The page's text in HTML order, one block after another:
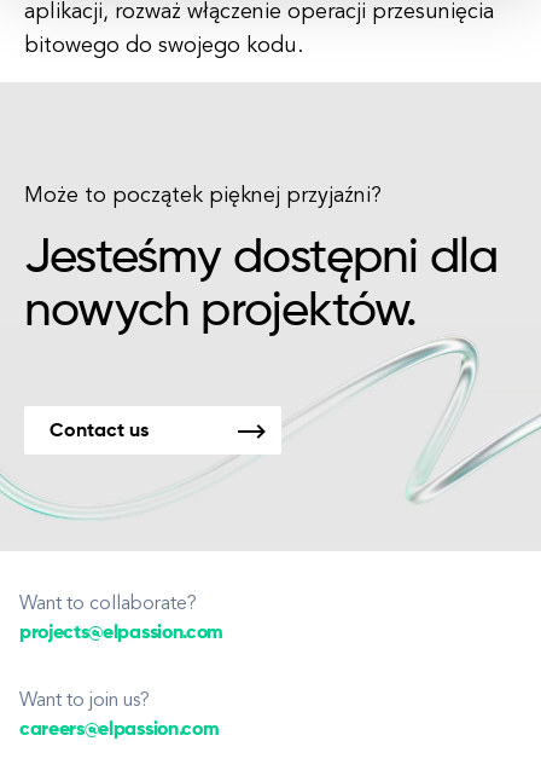
aplikacji, rozważ włączenie operacji przesunięcia
bitowego do swojego kodu.
Może to początek pięknej przyjaźni?
Jesteśmy dostępni dla
nowych projektów.
Contact us
Want to collaborate?
projects@elpassion.com
Want to join us?
careers@elpassion.com